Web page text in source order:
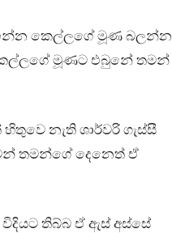
කෙල්ලගේ මූණ බලන්න
මූණට එබුනේ තමන්
නැති ශාර්වරි ගැස්සී
තමන්ගේ දෙනෙත් ඒ
විදියට තිබ්බ ඒ ඇස් අස්සේ